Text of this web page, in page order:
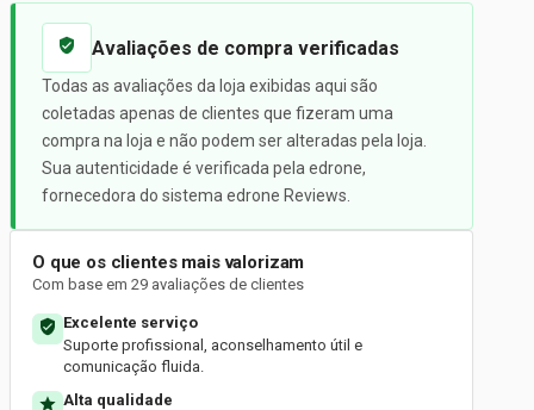
Avaliações de compra verificadas
Todas as avaliações da loja exibidas aqui são
coletadas apenas de clientes que fizeram uma
compra na loja e não podem ser alteradas pela loja.
Sua autenticidade é verificada pela edrone,
fornecedora do sistema edrone Reviews.
O que os clientes mais valorizam
Com base em 29 avaliações de clientes
Excelente serviço
Suporte profissional, aconselhamento útil e
comunicação fluida.
Alta qualidade